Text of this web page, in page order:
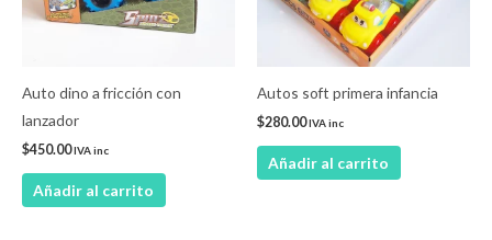
Auto dino a fricción con
lanzador
$450.00IVA inc
Añadir al carrito
Autos soft primera infancia
$280.00IVA inc
Añadir al carrito